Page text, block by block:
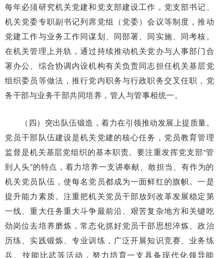
每年必须研究机关党建和党支部建设工作，党支部书记、
机关党委专职副书记列席党组（党委）会议等制度，推动
党建工作与业务工作同谋划、同部署、同实施、同考核。
在机关管理上并轨，通过持续推动机关党办与人事部门合
署办公、综合协调内设机构有关负责同志担任机关基层党
组织委员等做法，推行党内职务与行政职务交叉任职，党
务干部与业务干部共同培养，管人与管事相统一。
（四）突出队伍锻造，着力在引领推动发展上提质量。
党员干部队伍建设是机关党建的核心任务，党员教育管理
监督是机关基层党组织的基本职责。要注重发挥党支部“管
到人头”的特点，着力培养一支讲奉献、敢担当、有作为的
机关党员队伍，使每名党员都成为一面鲜红的旗帜。一是
提升能力素质。注重把机关党员干部放到改革发展稳定第
一线、重大任务重大斗争最前沿、艰苦复杂地方和关键吃
劲岗位去培养磨炼，常态化抓好党员干部思想淬炼、政治
历练、实践锻炼、专业训练，广泛开展知识竞赛、业务练
兵、技能比武等活动，努力培育一支具备现代化领导能